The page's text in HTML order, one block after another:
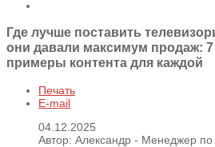
Где лучше поставить
они давали максимум продаж:
примеры контента для каждой
Печать
E-mail
04.12.2025
Автор: Александр - Менеджер по